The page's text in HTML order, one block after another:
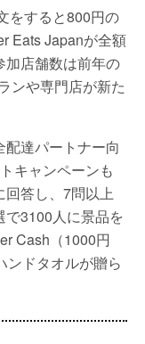
をすると800円の
Eats Japanが全額
加店舗数は前年の
ンや専門店が新た
達パートナー向
キャンペーンも
答し、7問以上
で3100人に景品を
Cash（1000円
ンドタオルが贈ら